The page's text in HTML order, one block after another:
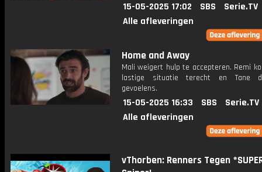
15-05-2025 17:02 SBS
Serie.TV
Alle afleveringen
Home and Away
Mali weigert hulp te accepteren. Remi
lastige situatie terecht en Tane
gevoelens.
15-05-2025 16:33 SBS
Serie.TV
Alle afleveringen
vThorben: Renners Tegen